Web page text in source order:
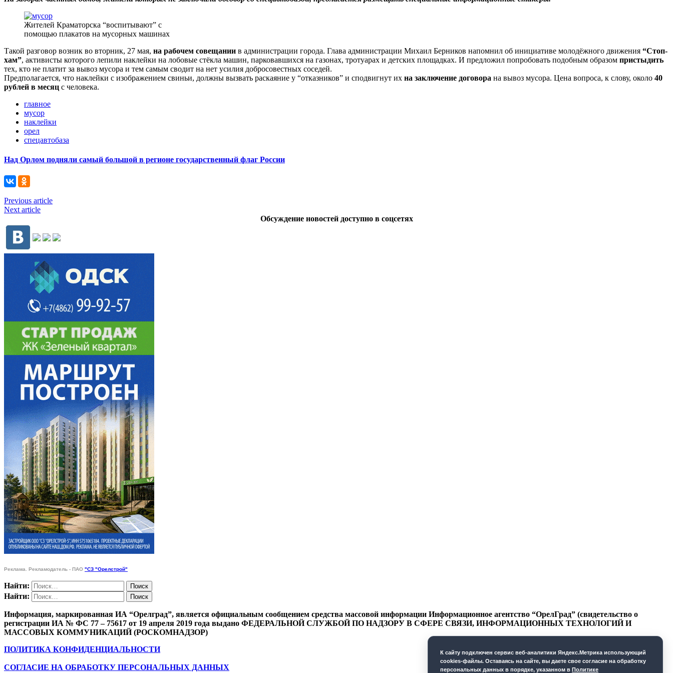
Жителей Краматорска “воспитывают” с
помощью плакатов на мусорных машинах
Такой разговор возник во вторник, 27 мая, на рабочем совещании в администрации города. Глава администрации Михаил Берников напомнил об инициативе молодёжного движения “Стоп-
хам”, активисты которого лепили наклейки на лобовые стёкла машин, парковавшихся на газонах, тротуарах и детских площадках. И предложил попробовать подобным образом пристыдить
тех, кто не платит за вывоз мусора и тем самым сводит на нет усилия добросовестных соседей.
Предполагается, что наклейки с изображением свиньи, должны вызвать раскаяние у “отказников” и сподвигнут их на заключение договора на вывоз мусора. Цена вопроса, к слову, около 40
рублей в месяц с человека.
главное
мусор
наклейки
орел
спецавтобаза
Над Орлом подняли самый большой в регионе государственный флаг России
Previous article
Next article
Обсуждение новостей доступно в соцсетях
Реклама. Рекламодатель - ПАО "СЗ "Орелстрой"
Найти:
Найти:
Информация, маркированная ИА “Орелград”, является официальным сообщением средства массовой информации Информационное агентство “ОрелГрад” (свидетельство о
регистрации ИА № ФС 77 – 75617 от 19 апреля 2019 года выдано ФЕДЕРАЛЬНОЙ СЛУЖБОЙ ПО НАДЗОРУ В СФЕРЕ СВЯЗИ, ИНФОРМАЦИОННЫХ ТЕХНОЛОГИЙ И
МАССОВЫХ КОММУНИКАЦИЙ (РОСКОМНАДЗОР)
ПОЛИТИКА КОНФИДЕНЦИАЛЬНОСТИ
СОГЛАСИЕ НА ОБРАБОТКУ ПЕРСОНАЛЬНЫХ ДАННЫХ
К cайту подключен сервис веб-аналитики Яндекс.Метрика использующий
cookies-файлы. Оставаясь на сайте, вы даете свое согласие на обработку
персональных данных в порядке, указанном в Политике